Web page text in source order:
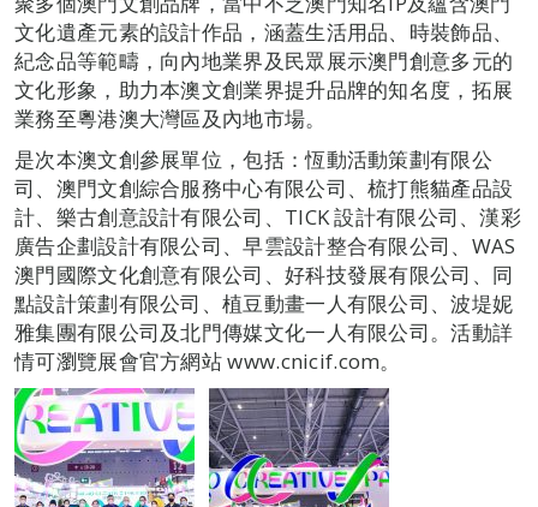
文化遺產元素的設計作品，涵蓋生活用品、時裝飾品、
紀念品等範疇，向內地業界及民眾展示澳門創意多元的
文化形象，助力本澳文創業界提升品牌的知名度，拓展
業務至粵港澳大灣區及內地市場。
是次本澳文創參展單位，包括：恆動活動策劃有限公
司、澳門文創綜合服務中心有限公司、梳打熊貓產品設
計、樂古創意設計有限公司、TICK 設計有限公司、漢彩
廣告企劃設計有限公司、早雲設計整合有限公司、WAS
澳門國際文化創意有限公司、好科技發展有限公司、同
點設計策劃有限公司、植豆動畫一人有限公司、波堤妮
雅集團有限公司及北門傳媒文化一人有限公司。活動詳
情可瀏覽展會官方網站 www.cnicif.com。